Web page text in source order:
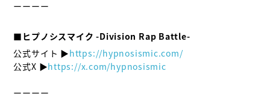
ーーーー
■ヒプノシスマイク -Division Rap Battle-
公式サイト ▶https://hypnosismic.com/
公式X ▶https://x.com/hypnosismic
ーーーー